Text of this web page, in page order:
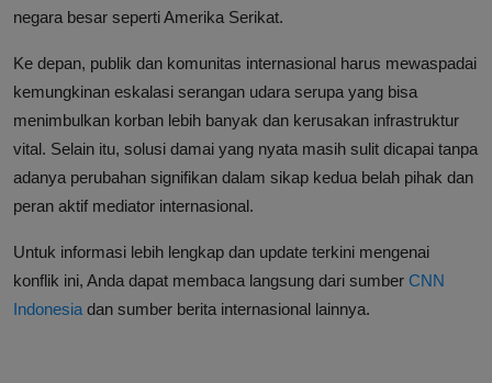
negara besar seperti Amerika Serikat.
Ke depan, publik dan komunitas internasional harus mewaspadai
kemungkinan eskalasi serangan udara serupa yang bisa
menimbulkan korban lebih banyak dan kerusakan infrastruktur
vital. Selain itu, solusi damai yang nyata masih sulit dicapai tanpa
adanya perubahan signifikan dalam sikap kedua belah pihak dan
peran aktif mediator internasional.
Untuk informasi lebih lengkap dan update terkini mengenai
konflik ini, Anda dapat membaca langsung dari sumber CNN
Indonesia dan sumber berita internasional lainnya.